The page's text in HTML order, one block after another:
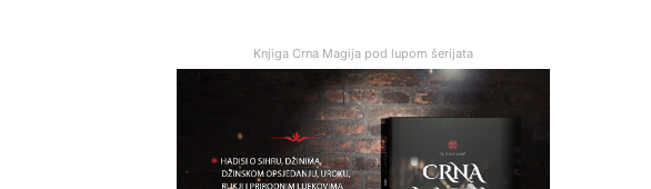
Knjiga Crna Magija pod lupom šerijata